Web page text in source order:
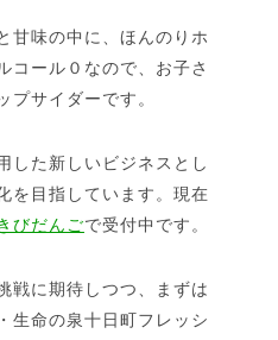
甘味の中に、ほんのりホ
コール０なので、お子さ
プサイダーです。
した新しいビジネスとし
を目指しています。現在
びだんごで受付中です。
戦に期待しつつ、まずは
生命の泉十日町フレッシ